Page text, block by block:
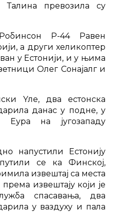
Талина превозила су
Р-44 Равен
а други хеликоптер
у Естонији, и у њима
Олег Сонајалг и
Yле, два естонска
данас у подне, у
Еура на југозападу
напустили Естонију
се ка Финској,
извештај са места
извештају који је
спасавања, два
у ваздуху и пала